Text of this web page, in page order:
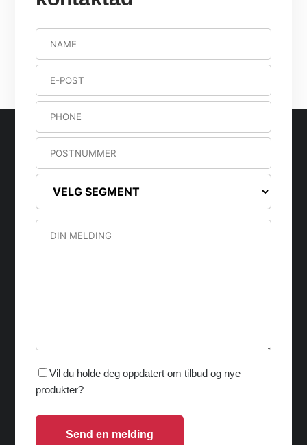
Vil du holde deg oppdatert om tilbud og nye
produkter?
Send en melding